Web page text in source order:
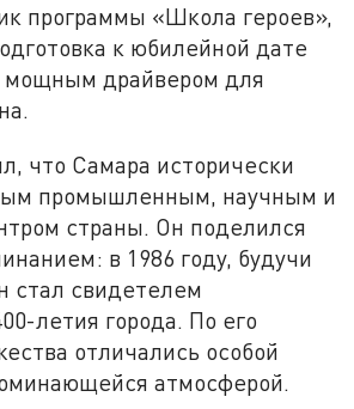
программы «Школа героев»,
к юбилейной дате
мощным драйвером для
что Самара исторически
промышленным, научным и
страны. Он поделился
в 1986 году, будучи
свидетелем
летия города. По его
отличались особой
атмосферой.